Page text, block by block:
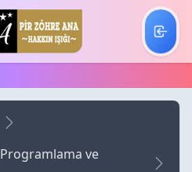
ve